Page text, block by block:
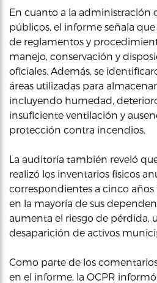
En cuanto a la administración
públicos, el informe señala
de reglamentos y
manejo, conservación y
oficiales. Además, se
áreas utilizadas para
incluyendo humedad,
insuficiente ventilación y
protección contra incendios.
La auditoría también reveló
realizó los inventarios físicos
correspondientes a cinco años
en la mayoría de sus
aumenta el riesgo de pérdida,
desaparición de activos
Como parte de los
en el informe, la OCPR